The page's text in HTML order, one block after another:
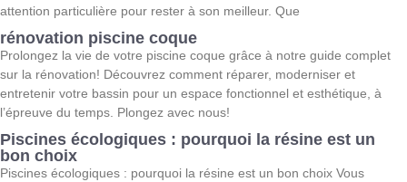
attention particulière pour rester à son meilleur. Que
rénovation piscine coque
Prolongez la vie de votre piscine coque grâce à notre guide complet
sur la rénovation! Découvrez comment réparer, moderniser et
entretenir votre bassin pour un espace fonctionnel et esthétique, à
l’épreuve du temps. Plongez avec nous!
Piscines écologiques : pourquoi la résine est un
bon choix
Piscines écologiques : pourquoi la résine est un bon choix Vous